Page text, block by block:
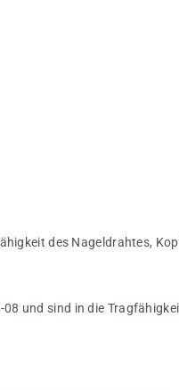
des Nageldrahtes,
und sind in die